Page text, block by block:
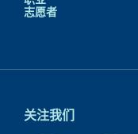
志愿者
关注我们